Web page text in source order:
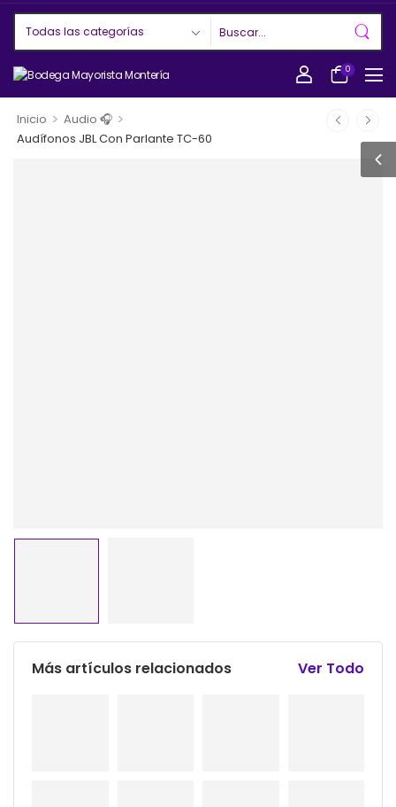
0
Inicio > Audio 🎧 >
Audífonos JBL Con Parlante TC-60
Más artículos relacionados Ver Todo